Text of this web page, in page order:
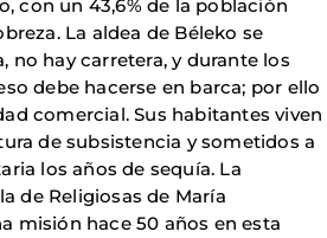
con un 43,6% de la población
La aldea de Béleko se
no hay carretera, y durante los
debe hacerse en barca; por ello
comercial. Sus habitantes viven
de subsistencia y sometidos a
los años de sequía. La
de Religiosas de María
misión hace 50 años en esta